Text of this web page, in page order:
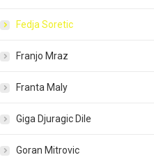
Fedja Soretic
Franjo Mraz
Franta Maly
Giga Djuragic Dile
Goran Mitrovic